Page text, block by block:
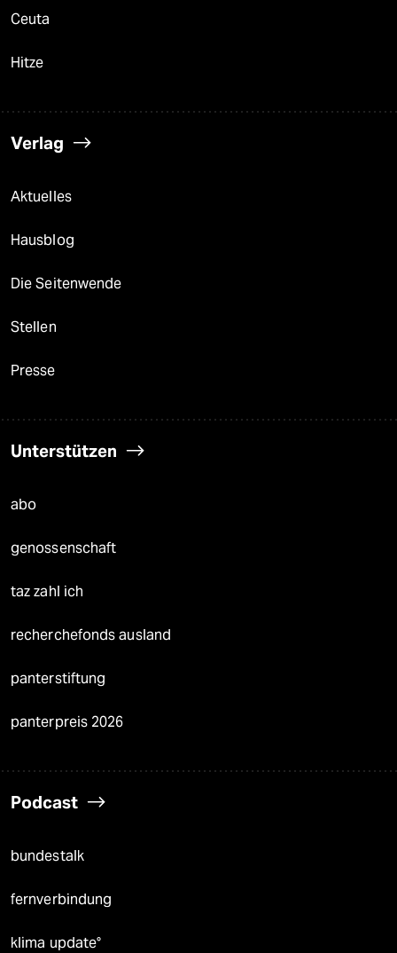
Ceuta
Hitze
Verlag
Aktuelles
Hausblog
Die Seitenwende
Stellen
Presse
Unterstützen
abo
genossenschaft
taz zahl ich
recherchefonds ausland
panterstiftung
panterpreis 2026
Podcast
bundestalk
fernverbindung
klima update°